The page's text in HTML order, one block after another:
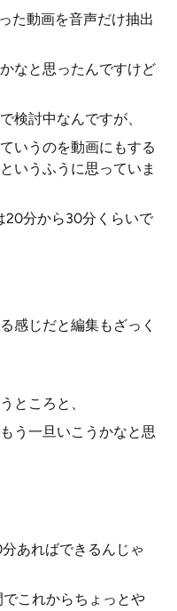
た動画を音声だけ抽出
なと思ったんですけど
検討中なんですが、
いうのを動画にもする
いうふうに思っていま
20分から30分くらいで
感じだと編集もざっく
ところと、
う一旦いこうかなと思
あればできるんじゃ
これからちょっとや